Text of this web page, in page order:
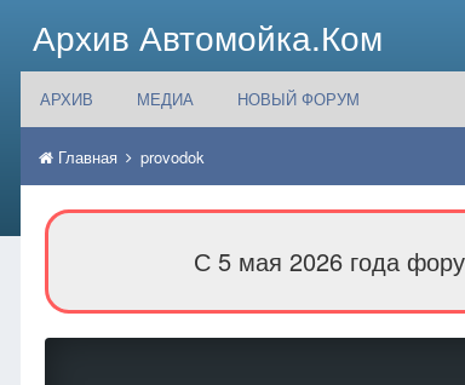
Архив Автомойка.Ком
АРХИВ МЕДИА НОВЫЙ ФОРУМ
Главная provodok
С 5 мая 2026 года